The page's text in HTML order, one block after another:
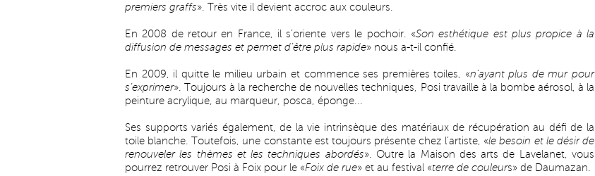
premiers graffs». Très vite il devient accroc aux couleurs.
En 2008 de retour en France, il s’oriente vers le pochoir. «Son esthétique est plus propice à la
diffusion de messages et permet d’être plus rapide» nous a-t-il confié.
En 2009, il quitte le milieu urbain et commence ses premières toiles, «n’ayant plus de mur pour
s’exprimer». Toujours à la recherche de nouvelles techniques, Posi travaille à la bombe aérosol, à la
peinture acrylique, au marqueur, posca, éponge...
Ses supports variés également, de la vie intrinsèque des matériaux de récupération au défi de la
toile blanche. Toutefois, une constante est toujours présente chez l’artiste, «le besoin et le désir de
renouveler les thèmes et les techniques abordés». Outre la Maison des arts de Lavelanet, vous
pourrez retrouver Posi à Foix pour le «Foix de rue» et au festival «terre de couleurs» de Daumazan.